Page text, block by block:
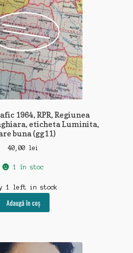
1964, RPR, Regiunea
eticheta Luminita,
buna (gg11)
40,00 lei
1 în stoc
1 left in stock
Adaugă în coș